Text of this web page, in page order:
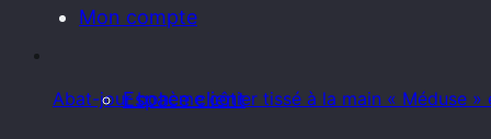
Mon compte
Espace client
Abat-jour bohème côtier tissé à la main « Méduse »